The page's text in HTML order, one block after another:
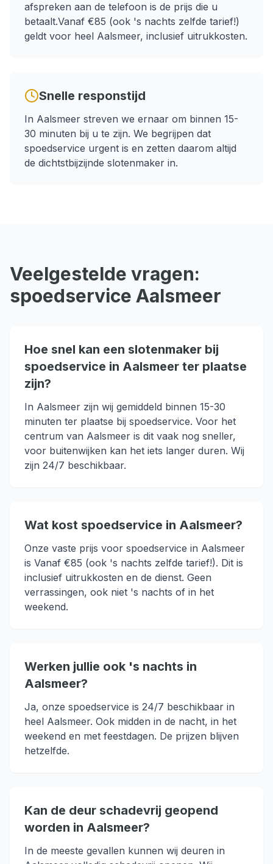
afspreken aan de telefoon is de prijs die u
betaalt.Vanaf €85 (ook 's nachts zelfde tarief!)
geldt voor heel Aalsmeer, inclusief uitrukkosten.
Snelle responstijd
In Aalsmeer streven we ernaar om binnen 15-
30 minuten bij u te zijn. We begrijpen dat
spoedservice urgent is en zetten daarom altijd
de dichtstbijzijnde slotenmaker in.
Veelgestelde vragen:
spoedservice Aalsmeer
Hoe snel kan een slotenmaker bij
spoedservice in Aalsmeer ter plaatse
zijn?
In Aalsmeer zijn wij gemiddeld binnen 15-30
minuten ter plaatse bij spoedservice. Voor het
centrum van Aalsmeer is dit vaak nog sneller,
voor buitenwijken kan het iets langer duren. Wij
zijn 24/7 beschikbaar.
Wat kost spoedservice in Aalsmeer?
Onze vaste prijs voor spoedservice in Aalsmeer
is Vanaf €85 (ook 's nachts zelfde tarief!). Dit is
inclusief uitrukkosten en de dienst. Geen
verrassingen, ook niet 's nachts of in het
weekend.
Werken jullie ook 's nachts in
Aalsmeer?
Ja, onze spoedservice is 24/7 beschikbaar in
heel Aalsmeer. Ook midden in de nacht, in het
weekend en met feestdagen. De prijzen blijven
hetzelfde.
Kan de deur schadevrij geopend
worden in Aalsmeer?
In de meeste gevallen kunnen wij deuren in